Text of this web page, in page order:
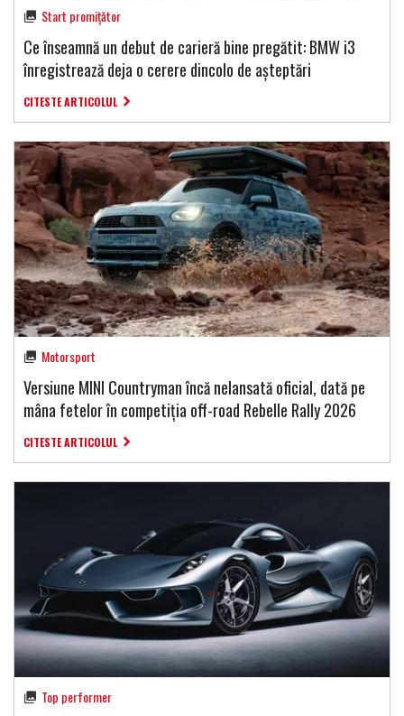
Start promițător
Ce înseamnă un debut de carieră bine pregătit: BMW i3
înregistrează deja o cerere dincolo de așteptări
CITESTE ARTICOLUL
Motorsport
Versiune MINI Countryman încă nelansată oficial, dată pe
mâna fetelor în competiția off-road Rebelle Rally 2026
CITESTE ARTICOLUL
Top performer